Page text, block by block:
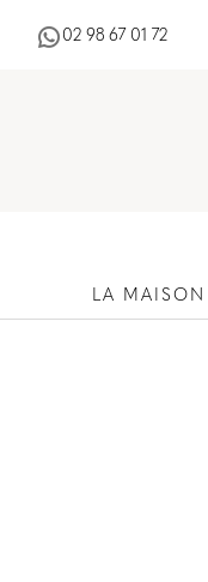
02 98 67 01 72
LA MAISON